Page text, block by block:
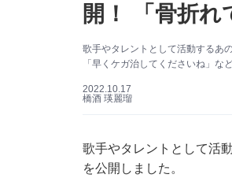
開！ 「骨折れ
歌手やタレントとして活動するあ
「早くケガ治してくださいね」な
2022.10.17
橋酒 瑛麗瑠
歌手やタレントとして活
を公開しました。